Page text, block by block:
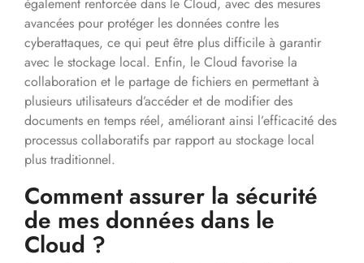
avancées pour protéger les données contre les
cyberattaques, ce qui peut être plus difficile à garantir
avec le stockage local. Enfin, le Cloud favorise la
collaboration et le partage de fichiers en permettant à
plusieurs utilisateurs d’accéder et de modifier des
documents en temps réel, améliorant ainsi l’efficacité des
processus collaboratifs par rapport au stockage local
plus traditionnel.
Comment assurer la sécurité
de mes données dans le
Cloud ?